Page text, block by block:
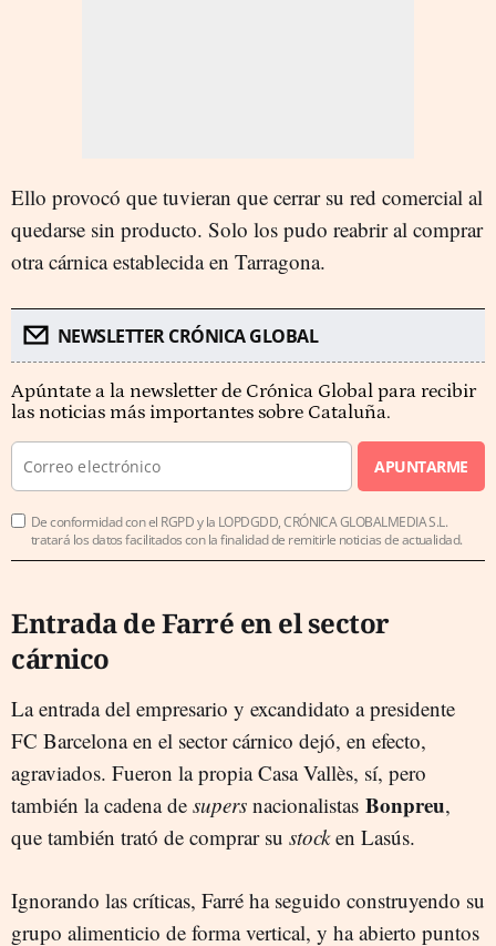
Ello provocó que tuvieran que cerrar su red comercial al
quedarse sin producto. Solo los pudo reabrir al comprar
otra cárnica establecida en Tarragona.
NEWSLETTER CRÓNICA GLOBAL
Apúntate a la newsletter de Crónica Global para recibir
las noticias más importantes sobre Cataluña.
APUNTARME
De conformidad con el RGPD y la LOPDGDD, CRÓNICA GLOBALMEDIA S.L.
tratará los datos facilitados con la finalidad de remitirle noticias de actualidad.
Entrada de Farré en el sector
cárnico
La entrada del empresario y excandidato a presidente
FC Barcelona en el sector cárnico dejó, en efecto,
agraviados. Fueron la propia Casa Vallès, sí, pero
también la cadena de supers nacionalistas Bonpreu,
que también trató de comprar su stocken Lasús.
Ignorando las críticas, Farré ha seguido construyendo su
grupo alimenticio de forma vertical, y ha abierto puntos